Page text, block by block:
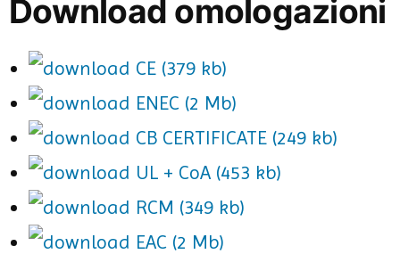
Download omologazioni
CE (379 kb)
ENEC (2 Mb)
CB CERTIFICATE (249 kb)
UL + CoA (453 kb)
RCM (349 kb)
EAC (2 Mb)